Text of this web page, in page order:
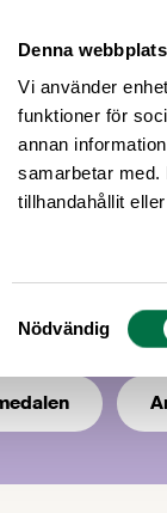
Denna
Vi använder
funktioner för
annan
samarbetar med.
tillhandahållit
Samtyckesval
Nödvändig
startsidan